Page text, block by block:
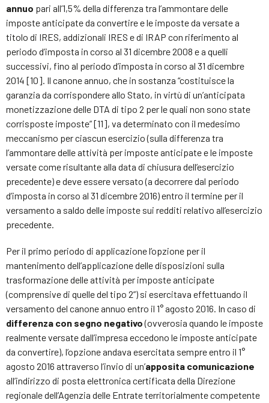
annuo pari all’1,5% della differenza tra l’ammontare delle
imposte anticipate da convertire e le imposte da versate a
titolo di IRES, addizionali IRES e di IRAP con riferimento al
periodo d’imposta in corso al 31 dicembre 2008 e a quelli
successivi, fino al periodo d’imposta in corso al 31 dicembre
2014 [10]. Il canone annuo, che in sostanza “costituisce la
garanzia da corrispondere allo Stato, in virtù di un’anticipata
monetizzazione delle DTA di tipo 2 per le quali non sono state
corrisposte imposte” [11], va determinato con il medesimo
meccanismo per ciascun esercizio (sulla differenza tra
l’ammontare delle attività per imposte anticipate e le imposte
versate come risultante alla data di chiusura dell’esercizio
precedente) e deve essere versato (a decorrere dal periodo
d’imposta in corso al 31 dicembre 2016) entro il termine per il
versamento a saldo delle imposte sui redditi relativo all’esercizio
precedente.
Per il primo periodo di applicazione l’opzione per il
mantenimento dell’applicazione delle disposizioni sulla
trasformazione delle attività per imposte anticipate
(comprensive di quelle del tipo 2”) si esercitava effettuando il
versamento del canone annuo entro il 1° agosto 2016. In caso di
differenza con segno negativo(ovverosia quando le imposte
realmente versate dall’impresa eccedono le imposte anticipate
da convertire), l’opzione andava esercitata sempre entro il 1°
agosto 2016 attraverso l’invio di un’apposita comunicazione
all’indirizzo di posta elettronica certificata della Direzione
regionale dell’Agenzia delle Entrate territorialmente competente